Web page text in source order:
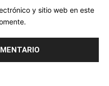
y sitio web en este